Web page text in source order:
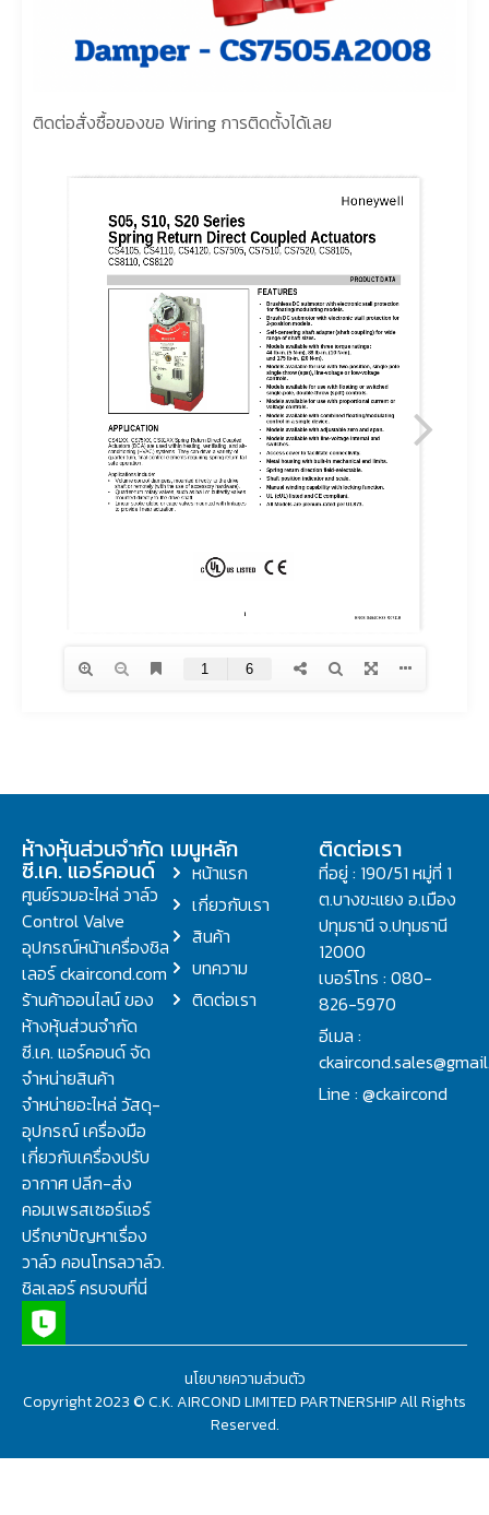
ติดต่อสั่งซื้อของขอ Wiring การติดตั้งได้เลย
ห้างหุ้นส่วนจำกัด
ซี.เค. แอร์คอนด์
ศูนย์รวมอะไหล่ วาล์ว
Control Valve
อุปกรณ์หน้าเครื่องชิล
เลอร์ ckaircond.com
ร้านค้าออนไลน์ ของ
ห้างหุ้นส่วนจำกัด
ซี.เค. แอร์คอนด์ จัด
จำหน่ายสินค้า
จำหน่ายอะไหล่ วัสดุ-
อุปกรณ์ เครื่องมือ
เกี่ยวกับเครื่องปรับ
อากาศ ปลีก-ส่ง
คอมเพรสเซอร์แอร์
ปรึกษาปัญหาเรื่อง
วาล์ว คอนโทรลวาล์ว.
ชิลเลอร์ ครบจบที่นี่
เมนูหลัก
หน้าแรก
เกี่ยวกับเรา
สินค้า
บทความ
ติดต่อเรา
ติดต่อเรา
ที่อยู่ : 190/51 หมู่ที่ 1
ต.บางขะแยง อ.เมือง
ปทุมธานี จ.ปทุมธานี
12000
เบอร์โทร : 080-
826-5970
อีเมล :
Line : @ckaircond
Copyright 2023 © C.K. AIRCOND LIMITED PARTNERSHIP All Rights
Reserved.
นโยบายความส่วนตัว